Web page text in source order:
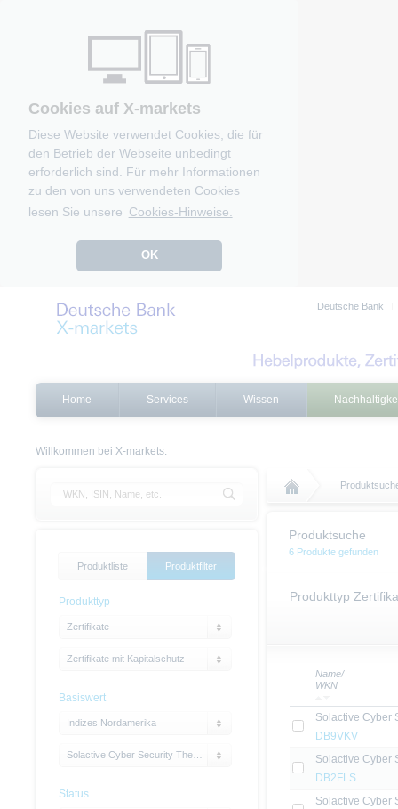
Cookies auf X-markets
Diese Website verwendet Cookies, die für
den Betrieb der Webseite unbedingt
erforderlich sind. Für mehr Informationen
zu den von uns verwendeten Cookies
lesen Sie unsere Cookies-Hinweise.
OK
Deutsche Bank
Home Services Wissen
Willkommen bei X-markets.
Produktsuche
6 Produkte gefunden
Produkttyp
Name/
WKN
Solactive Cyber
DB9VKV
Solactive Cyber
DB2FLS
Solactive Cyber
Produktliste Produktfilter
Produkttyp
Zertifikate
Zertifikate mit Kapitalschutz
Basiswert
Indizes Nordamerika
Status